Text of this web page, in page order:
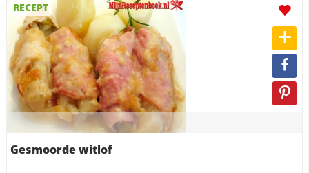
RECEPT
Gesmoorde witlof